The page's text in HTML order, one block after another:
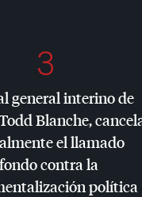
3
general interino de
Blanche,
el llamado
contra la
política